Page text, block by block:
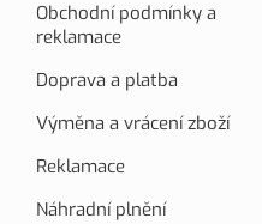
Obchodní podmínky a
reklamace
Doprava a platba
Výměna a vrácení zboží
Reklamace
Náhradní plnění